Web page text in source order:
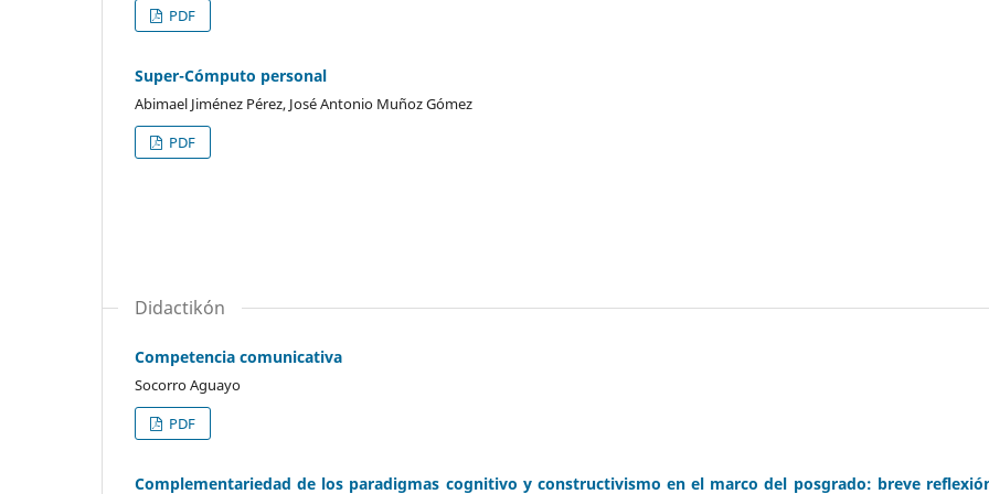
PDF
Super-Cómputo personal
Abimael Jiménez Pérez, José Antonio Muñoz Gómez
PDF
Didactikón
Competencia comunicativa
Socorro Aguayo
PDF
Complementariedad de los paradigmas cognitivo y constructivismo en el marco del posgrado: breve